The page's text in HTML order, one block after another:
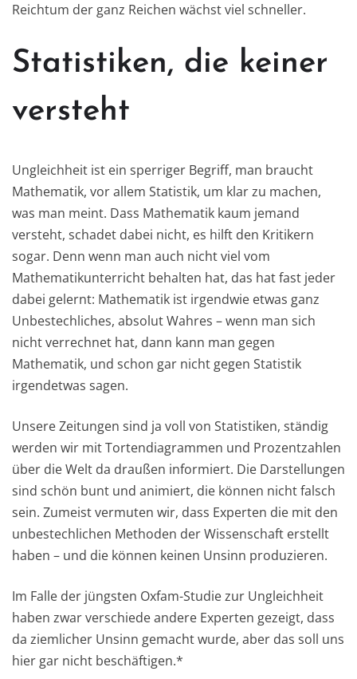
Reichtum der ganz Reichen wächst viel schneller.
Statistiken, die keiner
versteht
Ungleichheit ist ein sperriger Begriff, man braucht
Mathematik, vor allem Statistik, um klar zu machen,
was man meint. Dass Mathematik kaum jemand
versteht, schadet dabei nicht, es hilft den Kritikern
sogar. Denn wenn man auch nicht viel vom
Mathematikunterricht behalten hat, das hat fast jeder
dabei gelernt: Mathematik ist irgendwie etwas ganz
Unbestechliches, absolut Wahres – wenn man sich
nicht verrechnet hat, dann kann man gegen
Mathematik, und schon gar nicht gegen Statistik
irgendetwas sagen.
Unsere Zeitungen sind ja voll von Statistiken, ständig
werden wir mit Tortendiagrammen und Prozentzahlen
über die Welt da draußen informiert. Die Darstellungen
sind schön bunt und animiert, die können nicht falsch
sein. Zumeist vermuten wir, dass Experten die mit den
unbestechlichen Methoden der Wissenschaft erstellt
haben – und die können keinen Unsinn produzieren.
Im Falle der jüngsten Oxfam-Studie zur Ungleichheit
haben zwar verschiede andere Experten gezeigt, dass
da ziemlicher Unsinn gemacht wurde, aber das soll uns
hier gar nicht beschäftigen.*